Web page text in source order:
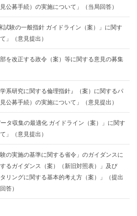
公募手続）の実施について」（当局回答）
試験の一般指針 ガイドライン（案）」に関す
」（意⾒提出）
を改正する政令（案）等に関する意見の募集
系研究に関する倫理指針』（案）に関するパ
公募手続）の実施について」（意見提出）
ータ収集の最適化 ガイドライン（案）」に関す
」（意⾒提出）
の実施の基準に関する省令」のガイダンスに
るガイダンス（案）（新旧対照表）」及び
リングに関する基本的考え方（案）」（提出
答）